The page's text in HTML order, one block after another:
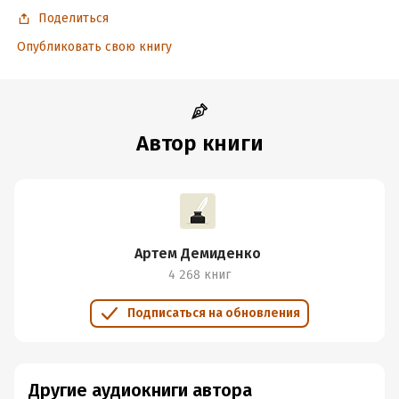
Поделиться
Опубликовать свою книгу
Автор книги
Артем Демиденко
4 268 книг
Подписаться на обновления
Другие аудиокниги автора